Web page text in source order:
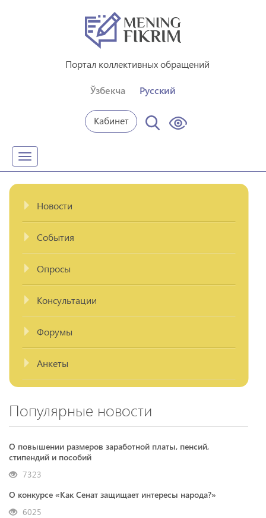
Портал коллективных обращений
Ўзбекча Русский
Кабинет
Toggle
navigation
Новости
События
Опросы
Консультации
Форумы
Анкеты
Популярные новости
О повышении размеров заработной платы, пенсий,
стипендий и пособий
7323
О конкурсе «Как Сенат защищает интересы народа?»
6025